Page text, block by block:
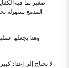
المدمج بسهولة
وهذا يجعلها
لا تحتاج إلى إعداد